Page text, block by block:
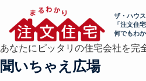
ザ・ハウ
「注文住
何でもわ
あなたにピッタリの住宅会社を完
聞いちゃえ広場